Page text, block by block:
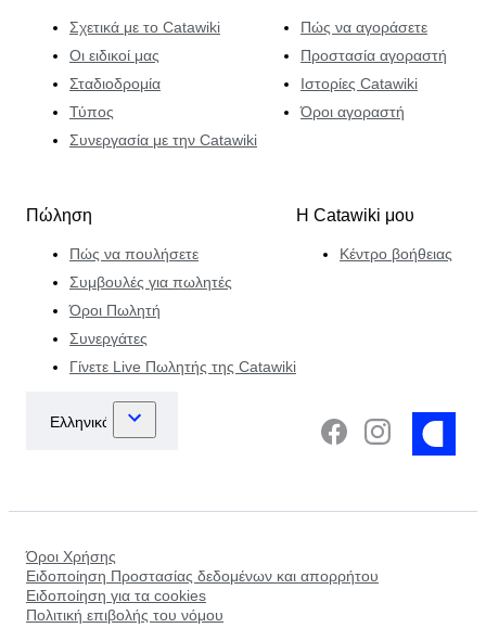
Σχετικά με το Catawiki
Οι ειδικοί μας
Σταδιοδρομία
Τύπος
Συνεργασία με την Catawiki
Πώς να αγοράσετε
Προστασία αγοραστή
Ιστορίες Catawiki
Όροι αγοραστή
Πώληση
Πώς να πουλήσετε
Συμβουλές για πωλητές
Όροι Πωλητή
Συνεργάτες
Γίνετε Live Πωλητής της Catawiki
Η Catawiki μου
Κέντρο βοήθειας
Όροι Χρήσης
Ειδοποίηση Προστασίας δεδομένων και απορρήτου
Ειδοποίηση για τα cookies
Πολιτική επιβολής του νόμου